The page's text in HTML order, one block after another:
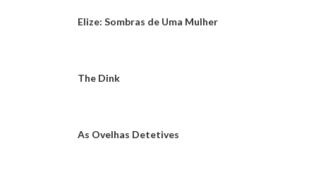
Elize: Sombras de Uma Mulher
The Dink
As Ovelhas Detetives